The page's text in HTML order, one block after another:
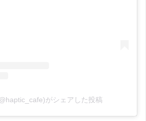
がシェアした投稿